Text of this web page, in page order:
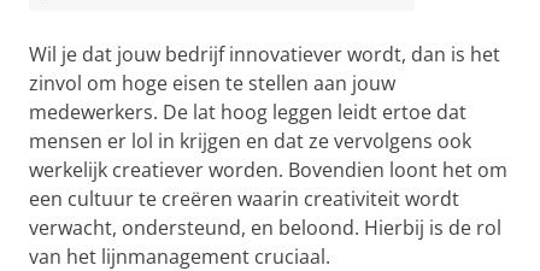
Wil je dat jouw bedrijf innovatiever wordt, dan is het
zinvol om hoge eisen te stellen aan jouw
medewerkers. De lat hoog leggen leidt ertoe dat
mensen er lol in krijgen en dat ze vervolgens ook
werkelijk creatiever worden. Bovendien loont het om
een cultuur te creëren waarin creativiteit wordt
verwacht, ondersteund, en beloond. Hierbij is de rol
van het lijnmanagement cruciaal.